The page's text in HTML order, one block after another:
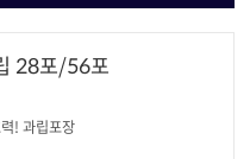
28포/56포
! 과립포장